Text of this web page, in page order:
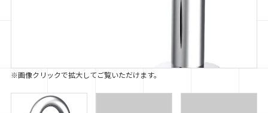
※画像クリックで拡大してご覧いただけます。